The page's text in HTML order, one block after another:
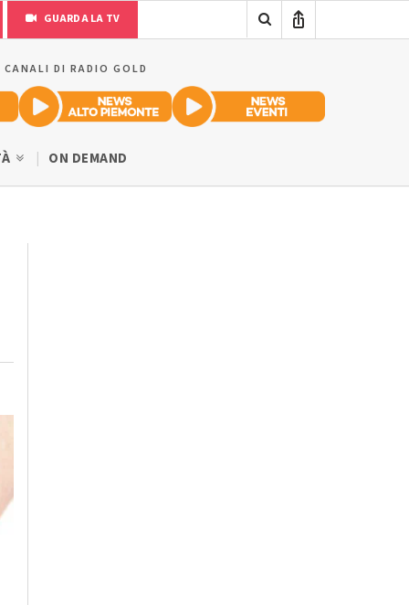
GUARDA LA TV
DI RADIO GOLD
ON DEMAND